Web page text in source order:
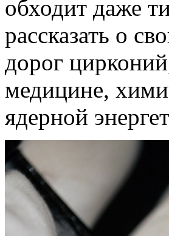
обходит даже
рассказать о
дорог
медицине,
ядерной